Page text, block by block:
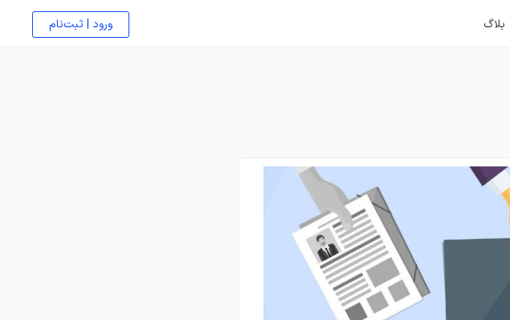
بلاگ ورود | ثبت‌نام